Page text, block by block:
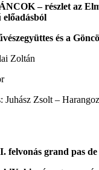
– részlet az
és a
Zoltán
Juhász Zsolt –
felvonás grand pas de